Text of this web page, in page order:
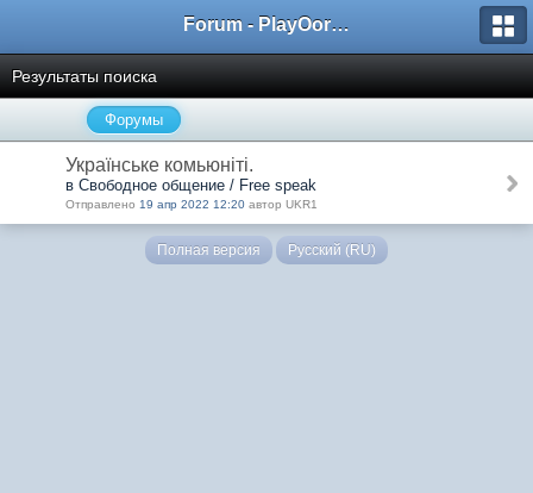
Forum - PlayOorbis.net
Результаты поиска
Форумы
Українське комьюніті.
в Свободное общение / Free speak
Отправлено 19 апр 2022 12:20 автор UKR1
Полная версия Русский (RU)